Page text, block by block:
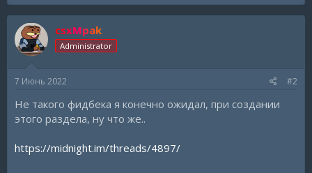
csxMpak
Administrator
7 Июнь 2022 #2
Не такого фидбека я конечно ожидал, при создании
этого раздела, ну что же..
https://midnight.im/threads/4897/